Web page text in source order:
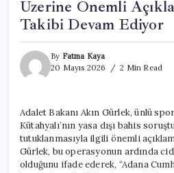
Üzerine Önemli
Takibi Devam Ediyor
By Fatma Kaya
20 Mayıs 2026
2 Min Read
Adalet Bakanı Akın Gürlek, ünlü
Kütahyalı’nın yasa dışı bahis
tutuklanmasıyla ilgili önemli
Gürlek, bu operasyonun ardında
olduğunu ifade ederek, “Adana